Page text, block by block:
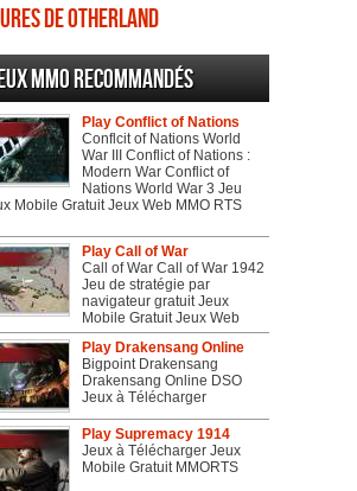
de Otherland
MMO recommandés
Play Conflict of Nations
Conflcit of Nations World
War III Conflict of Nations :
Modern War Conflict of
Nations World War 3 Jeu
Mobile Gratuit Jeux Web MMO RTS
Play Call of War
Call of War Call of War 1942
Jeu de stratégie par
navigateur gratuit Jeux
Mobile Gratuit Jeux Web
Play Drakensang Online
Bigpoint Drakensang
Drakensang Online DSO
Jeux à Télécharger
Play Supremacy 1914
Jeux à Télécharger Jeux
Mobile Gratuit MMORTS